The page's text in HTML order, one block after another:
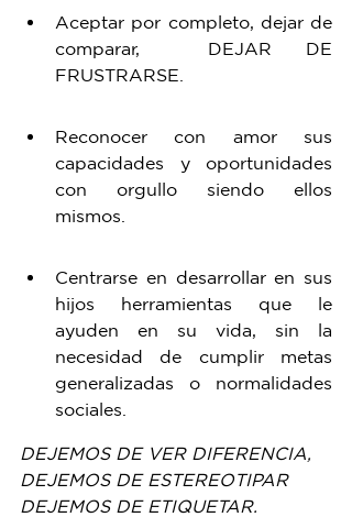
Aceptar por completo, dejar de
comparar,  DEJAR DE
FRUSTRARSE.
Reconocer con amor sus
capacidades y oportunidades
con orgullo siendo ellos
mismos.
Centrarse en desarrollar en sus
hijos herramientas que le
ayuden en su vida, sin la
necesidad de cumplir metas
generalizadas o normalidades
sociales.
DEJEMOS DE VER DIFERENCIA,
DEJEMOS DE ESTEREOTIPAR
DEJEMOS DE ETIQUETAR.